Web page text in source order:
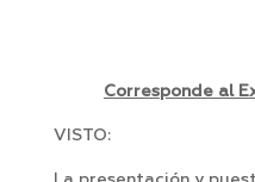
Corresponde al
VISTO: